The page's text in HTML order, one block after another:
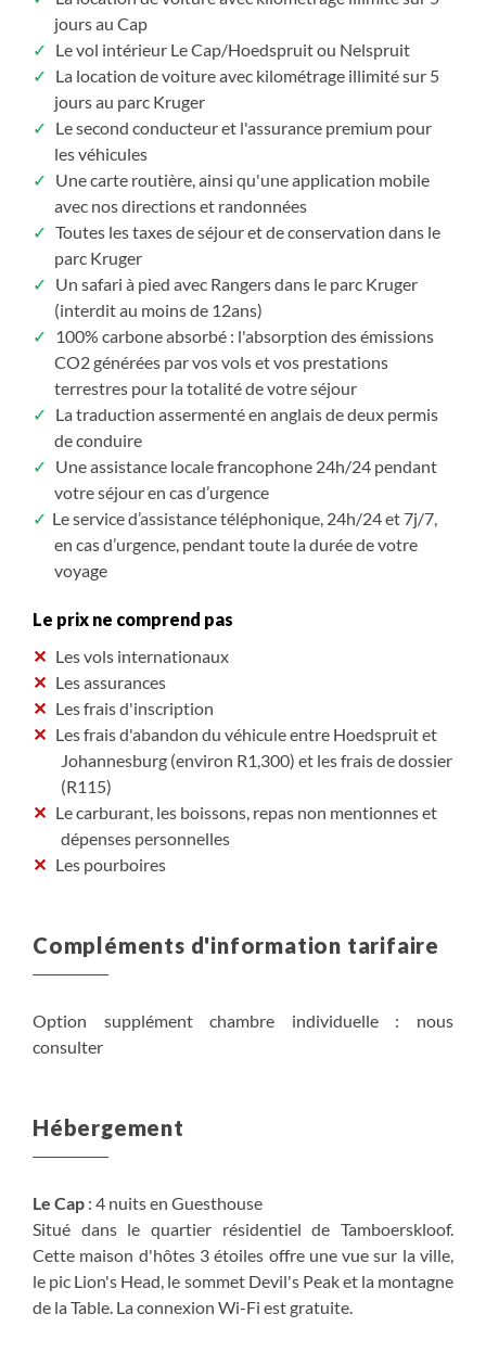
jours au Cap
Le vol intérieur Le Cap/Hoedspruit ou Nelspruit
La location de voiture avec kilométrage illimité sur 5
jours au parc Kruger
Le second conducteur et l'assurance premium pour
les véhicules
Une carte routière, ainsi qu'une application mobile
avec nos directions et randonnées
Toutes les taxes de séjour et de conservation dans le
parc Kruger
Un safari à pied avec Rangers dans le parc Kruger
(interdit au moins de 12ans)
100% carbone absorbé : l'absorption des émissions
CO2 générées par vos vols et vos prestations
terrestres pour la totalité de votre séjour
La traduction assermenté en anglais de deux permis
de conduire
Une assistance locale francophone 24h/24 pendant
votre séjour en cas d’urgence
Le service d’assistance téléphonique, 24h/24 et 7j/7,
en cas d’urgence, pendant toute la durée de votre
voyage
Le prix ne comprend pas
Les vols internationaux
Les assurances
Les frais d'inscription
Les frais d'abandon du véhicule entre Hoedspruit et
Johannesburg (environ R1,300) et les frais de dossier
(R115)
Le carburant, les boissons, repas non mentionnes et
dépenses personnelles
Les pourboires
Compléments d'information tarifaire
Option supplément chambre individuelle : nous
consulter
Hébergement
Le Cap : 4 nuits en Guesthouse
Situé dans le quartier résidentiel de Tamboerskloof.
Cette maison d'hôtes 3 étoiles offre une vue sur la ville,
le pic Lion's Head, le sommet Devil's Peak et la montagne
de la Table. La connexion Wi-Fi est gratuite.